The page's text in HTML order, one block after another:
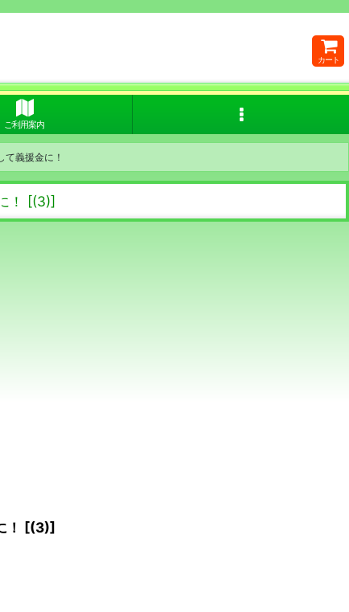
カート
ご利用案内
義援金に！
！ [(3)]
[(3)]